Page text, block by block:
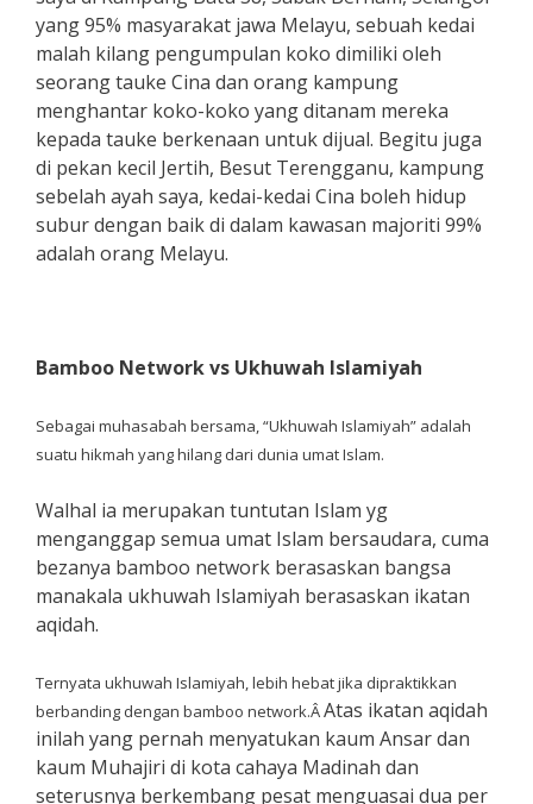
yang 95% masyarakat jawa Melayu, sebuah kedai
malah kilang pengumpulan koko dimiliki oleh
seorang tauke Cina dan orang kampung
menghantar koko-koko yang ditanam mereka
kepada tauke berkenaan untuk dijual. Begitu juga
di pekan kecil Jertih, Besut Terengganu, kampung
sebelah ayah saya, kedai-kedai Cina boleh hidup
subur dengan baik di dalam kawasan majoriti 99%
adalah orang Melayu.
Bamboo Network vs Ukhuwah Islamiyah
Sebagai muhasabah bersama, “Ukhuwah Islamiyah” adalah
suatu hikmah yang hilang dari dunia umat Islam.
Walhal ia merupakan tuntutan Islam yg
menganggap semua umat Islam bersaudara, cuma
bezanya bamboo network berasaskan bangsa
manakala ukhuwah Islamiyah berasaskan ikatan
aqidah.
Ternyata ukhuwah Islamiyah, lebih hebat jika dipraktikkan
berbanding dengan bamboo network.ÂAtas ikatan aqidah
inilah yang pernah menyatukan kaum Ansar dan
kaum Muhajiri di kota cahaya Madinah dan
seterusnya berkembang pesat menguasai dua per